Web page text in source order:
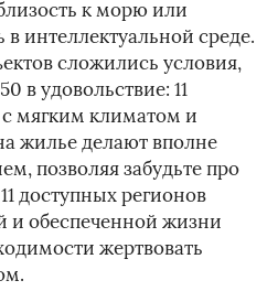
к морю или
интеллектуальной среде.
сложились условия,
в удовольствие: 11
мягким климатом и
жилье делают вполне
позволяя забудьте про
доступных регионов
и обеспеченной жизни
жертвовать